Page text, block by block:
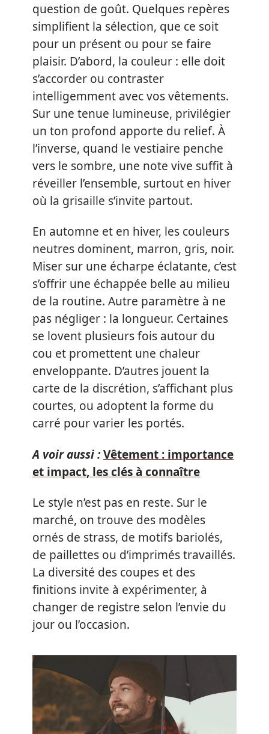
question de goût. Quelques repères
simplifient la sélection, que ce soit
pour un présent ou pour se faire
plaisir. D’abord, la couleur : elle doit
s’accorder ou contraster
intelligemment avec vos vêtements.
Sur une tenue lumineuse, privilégier
un ton profond apporte du relief. À
l’inverse, quand le vestiaire penche
vers le sombre, une note vive suffit à
réveiller l’ensemble, surtout en hiver
où la grisaille s’invite partout.
En automne et en hiver, les couleurs
neutres dominent, marron, gris, noir.
Miser sur une écharpe éclatante, c’est
s’offrir une échappée belle au milieu
de la routine. Autre paramètre à ne
pas négliger : la longueur. Certaines
se lovent plusieurs fois autour du
cou et promettent une chaleur
enveloppante. D’autres jouent la
carte de la discrétion, s’affichant plus
courtes, ou adoptent la forme du
carré pour varier les portés.
A voir aussi :Vêtement : importance
et impact, les clés à connaître
Le style n’est pas en reste. Sur le
marché, on trouve des modèles
ornés de strass, de motifs bariolés,
de paillettes ou d’imprimés travaillés.
La diversité des coupes et des
finitions invite à expérimenter, à
changer de registre selon l’envie du
jour ou l’occasion.